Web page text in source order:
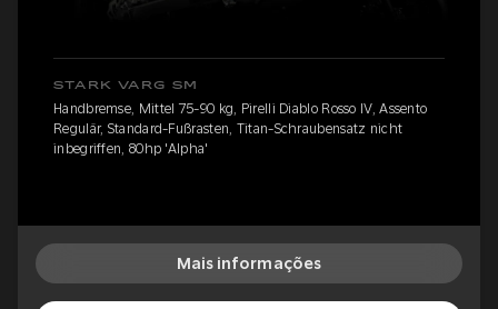
STARK VARG SM
Handbremse, Mittel 75-90 kg, Pirelli Diablo Rosso IV, Assento
Regulär, Standard-Fußrasten, Titan-Schraubensatz nicht
inbegriffen, 80hp 'Alpha'
Mais informações